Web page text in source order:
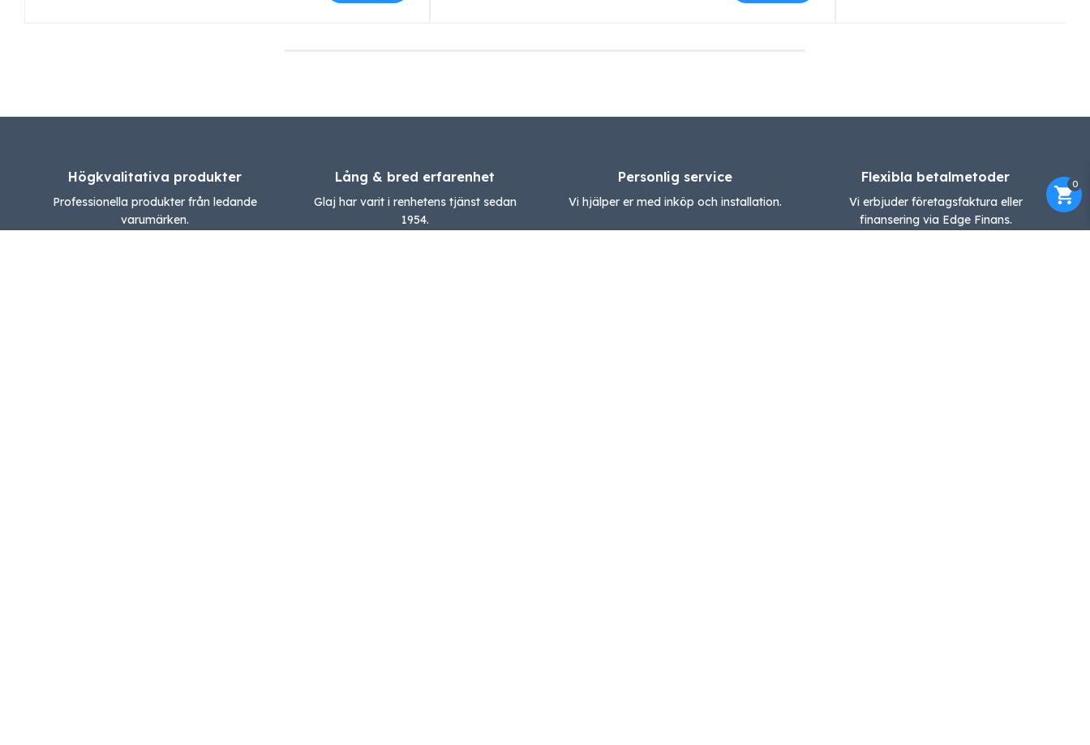
Högkvalitativa produkter
Professionella produkter från ledande
varumärken.
Lång & bred erfarenhet
Glaj har varit i renhetens tjänst sedan
1954.
Personlig service
Vi hjälper er med inköp och installation.
Flexibla betalmetoder
Vi erbjuder företagsfaktura eller
finansering via Edge Finans.
0